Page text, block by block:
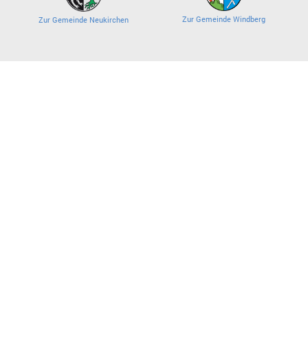
Zur Gemeinde Neukirchen Zur Gemeinde Windberg